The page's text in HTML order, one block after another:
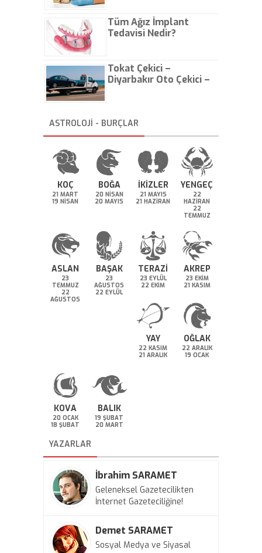
Tüm Ağız İmplant
Tedavisi Nedir?
Tokat Çekici –
Diyarbakır Oto Çekici –
ASTROLOJİ - BURÇLAR
KOÇ
21 MART
19 NİSAN
BOĞA
20 NİSAN
20 MAYIS
İKİZLER
21 MAYIS
21 HAZİRAN
YENGEÇ
22
HAZİRAN
22
TEMMUZ
ASLAN
23
TEMMUZ
22
AĞUSTOS
BAŞAK
23
AĞUSTOS
22 EYLÜL
TERAZİ
23 EYLÜL
22 EKİM
AKREP
23 EKİM
21 KASIM
YAY
22 KASIM
21 ARALIK
OĞLAK
22 ARALIK
19 OCAK
KOVA
20 OCAK
18 ŞUBAT
BALIK
19 ŞUBAT
20 MART
YAZARLAR
İbrahim SARAMET
Geleneksel Gazetecilikten
İnternet Gazeteciliğine!
Demet SARAMET
Sosyal Medya ve Siyasal